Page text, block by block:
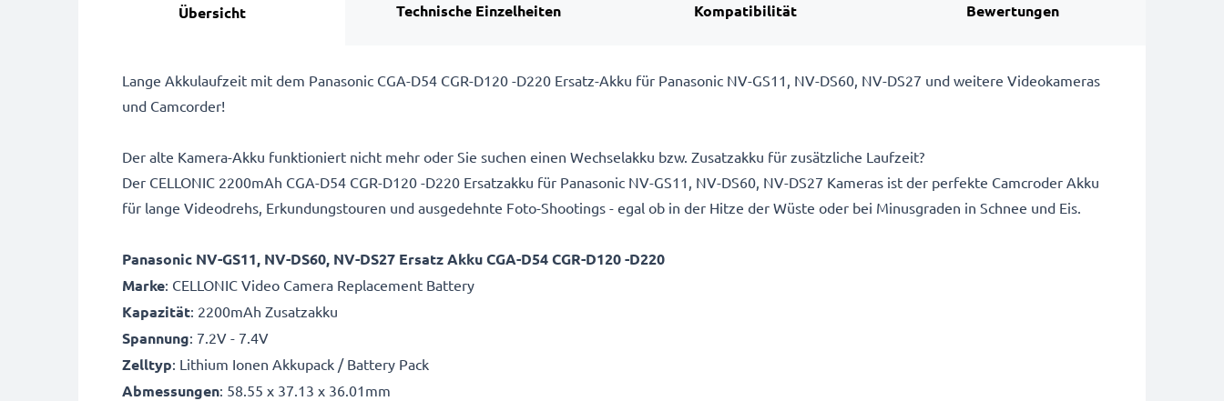
Übersicht Technische Einzelheiten Kompatibilität Bewertungen
Lange Akkulaufzeit mit dem Panasonic CGA-D54 CGR-D120 -D220 Ersatz-Akku für Panasonic NV-GS11, NV-DS60, NV-DS27 und weitere Videokameras
und Camcorder!
Der alte Kamera-Akku funktioniert nicht mehr oder Sie suchen einen Wechselakku bzw. Zusatzakku für zusätzliche Laufzeit?
Der CELLONIC 2200mAh CGA-D54 CGR-D120 -D220 Ersatzakku für Panasonic NV-GS11, NV-DS60, NV-DS27 Kameras ist der perfekte Camcroder Akku
für lange Videodrehs, Erkundungstouren und ausgedehnte Foto-Shootings - egal ob in der Hitze der Wüste oder bei Minusgraden in Schnee und Eis.
Panasonic NV-GS11, NV-DS60, NV-DS27 Ersatz Akku CGA-D54 CGR-D120 -D220
Marke: CELLONIC Video Camera Replacement Battery
Kapazität: 2200mAh Zusatzakku
Spannung: 7.2V - 7.4V
Zelltyp: Lithium Ionen Akkupack / Battery Pack
Abmessungen: 58.55 x 37.13 x 36.01mm